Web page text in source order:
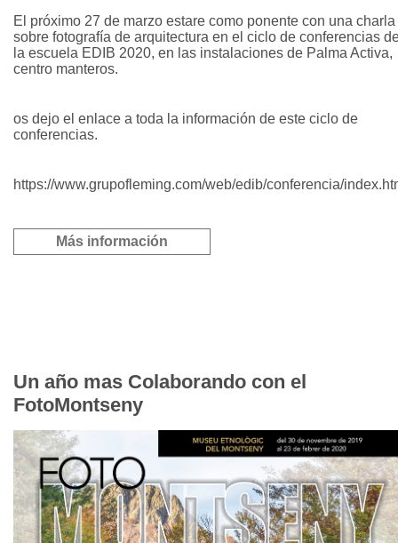
El próximo 27 de marzo estare como ponente con una charla
sobre fotografía de arquitectura en el ciclo de conferencias
la escuela EDIB 2020, en las instalaciones de Palma Activa,
centro manteros.
os dejo el enlace a toda la información de este ciclo de
conferencias.
https://www.grupofleming.com/web/edib/conferencia/
Más información
Un año mas Colaborando con el
FotoMontseny